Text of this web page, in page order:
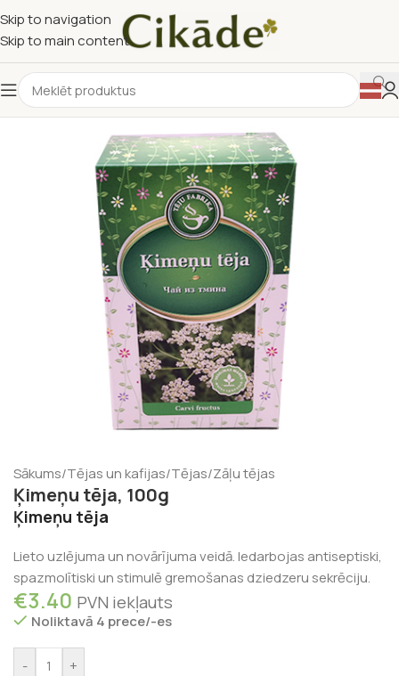
Skip to navigation
Skip to main content
Sākums/Tējas un kafijas/Tējas/Zāļu tējas
Ķimeņu tēja, 100g
Ķimeņu tēja
Lieto uzlējuma un novārījuma veidā. Iedarbojas antiseptiski,
spazmolītiski un stimulē gremošanas dziedzeru sekrēciju.
€3.40 PVN iekļauts
Noliktavā 4 prece/-es
- +